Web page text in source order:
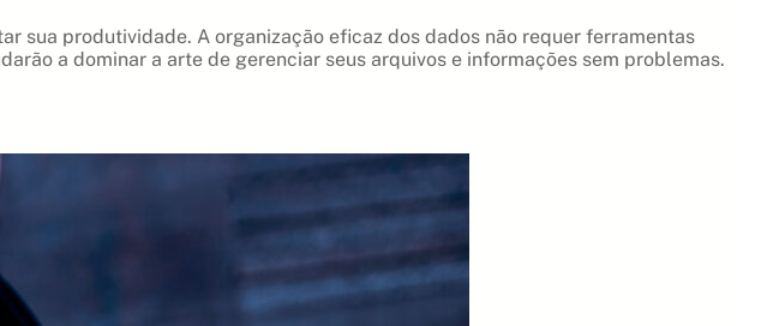
sua produtividade. A organização eficaz dos dados não requer ferramentas
a dominar a arte de gerenciar seus arquivos e informações sem problemas.